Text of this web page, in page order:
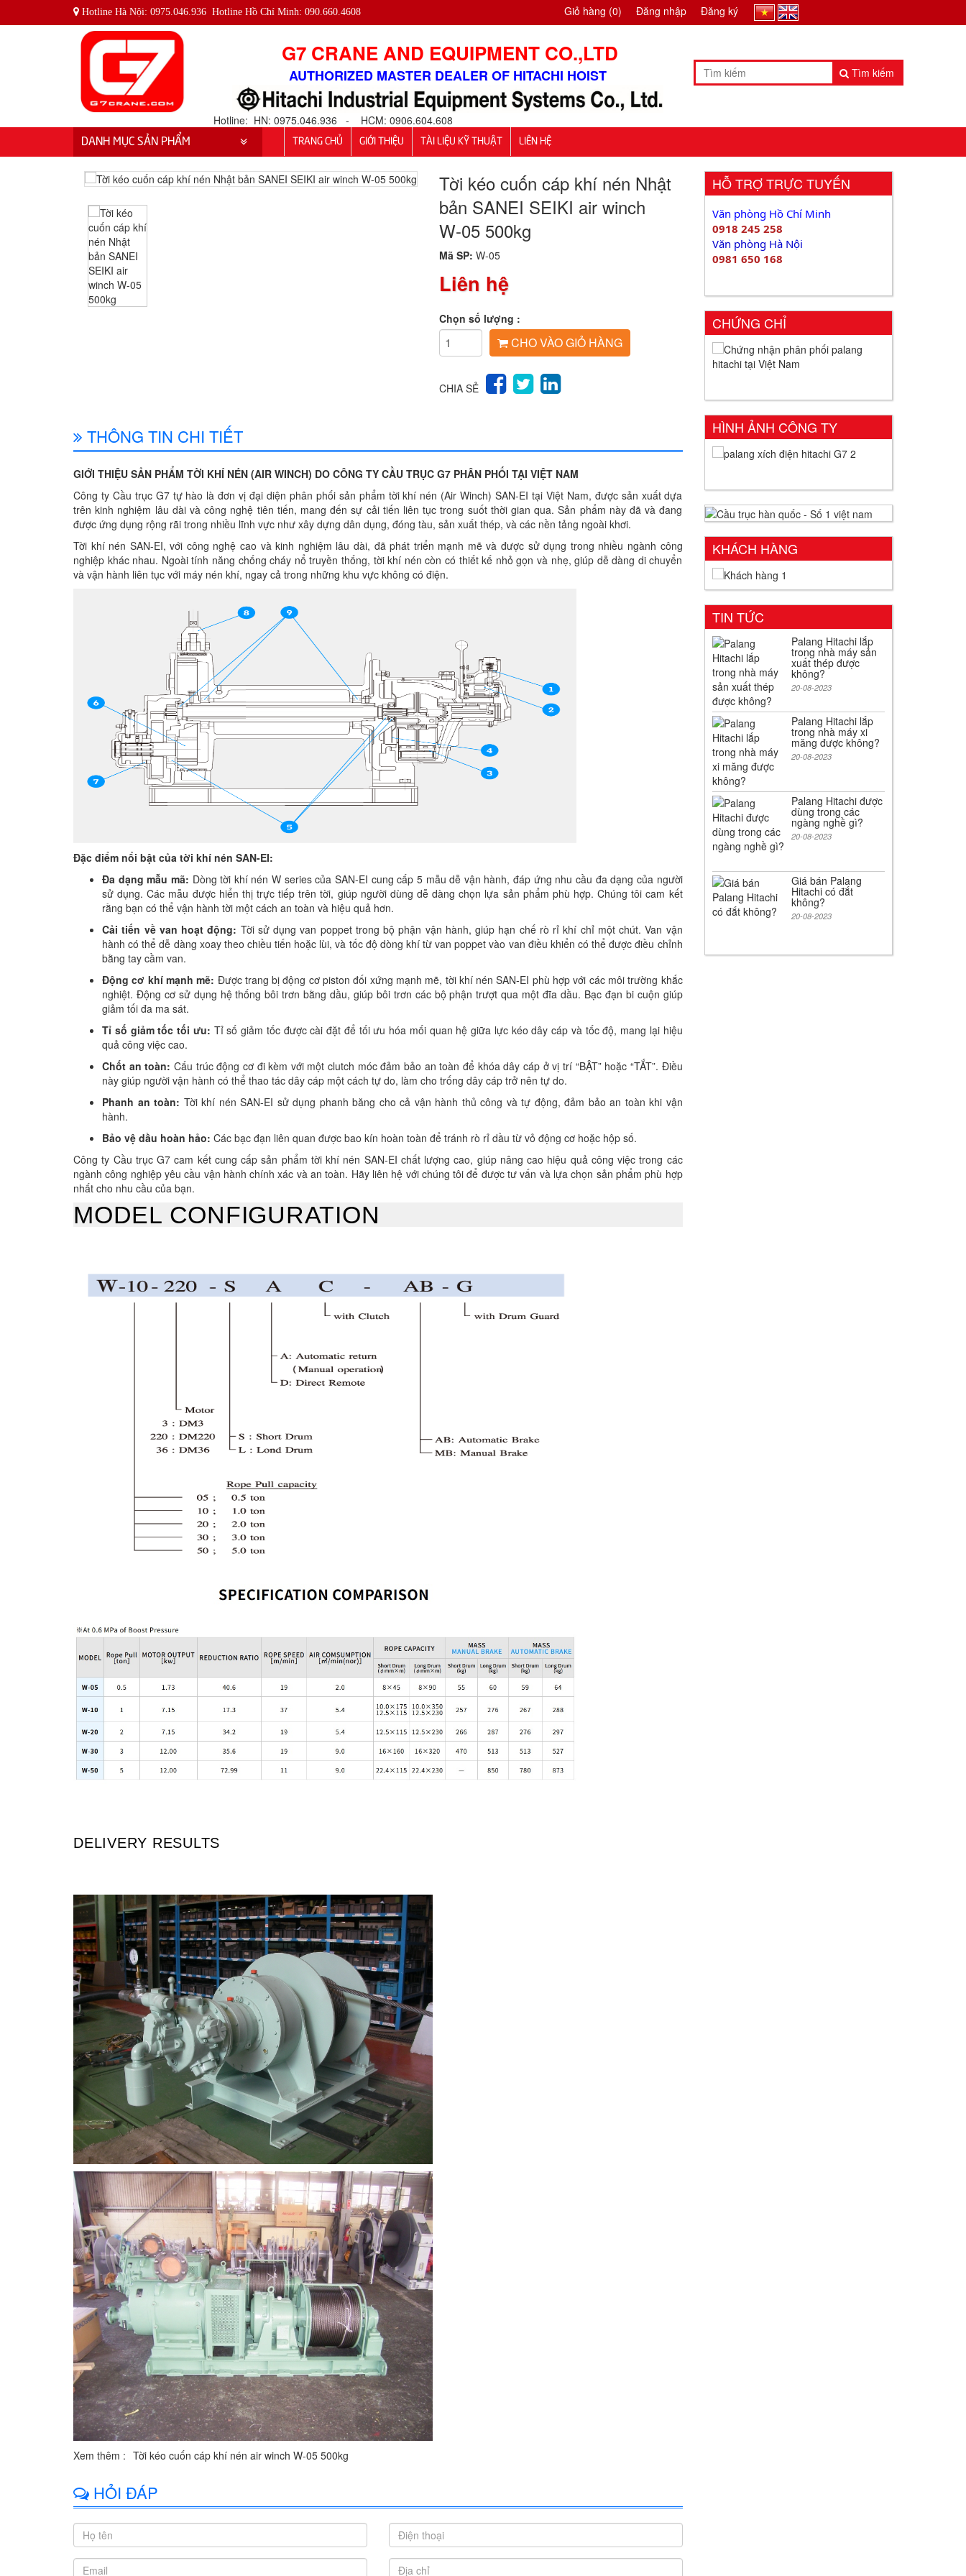
Hotline Hà Nội: 0975.046.936 Hotline Hồ Chí Minh: 090.660.4608 Giỏ hàng (0) Đăng nhập Đăng ký
G7 CRANE AND EQUIPMENT CO.,LTD
AUTHORIZED MASTER DEALER OF HITACHI HOIST
Hotline: HN: 0975.046.936 - HCM: 0906.604.608
Tìm kiếm
DANH MỤC SẢN PHẨM TRANG CHỦ GIỚI THIỆU TÀI LIỆU KỸ THUẬT LIÊN HỆ
Tời kéo cuốn cáp khí nén Nhật
bản SANEI SEIKI air winch
W-05 500kg
Mã SP:W-05
Liên hệ
Chọn số lượng :
CHO VÀO GIỎ HÀNG
CHIA SẺ
THÔNG TIN CHI TIẾT
GIỚI THIỆU SẢN PHẨM TỜI KHÍ NÉN (AIR WINCH) DO CÔNG TY CẦU TRỤC G7 PHÂN PHỐI TẠI VIỆT NAM
Công ty Cầu trục G7 tự hào là đơn vị đại diện phân phối sản phẩm tời khí nén (Air Winch) SAN-EI tại Việt Nam, được sản xuất dựa
trên kinh nghiệm lâu dài và công nghệ tiên tiến, mang đến sự cải tiến liên tục trong suốt thời gian qua. Sản phẩm này đã và đang
được ứng dụng rộng rãi trong nhiều lĩnh vực như xây dựng dân dụng, đóng tàu, sản xuất thép, và các nền tảng ngoài khơi.
Tời khí nén SAN-EI, với công nghệ cao và kinh nghiệm lâu dài, đã phát triển mạnh mẽ và được sử dụng trong nhiều ngành công
nghiệp khác nhau. Ngoài tính năng chống cháy nổ truyền thống, tời khí nén còn có thiết kế nhỏ gọn và nhẹ, giúp dễ dàng di chuyển
và vận hành liên tục với máy nén khí, ngay cả trong những khu vực không có điện.
Đặc điểm nổi bật của tời khí nén SAN-EI:
Đa dạng mẫu mã: Dòng tời khí nén W series của SAN-EI cung cấp 5 mẫu dễ vận hành, đáp ứng nhu cầu đa dạng của người
sử dụng. Các mẫu được hiển thị trực tiếp trên tời, giúp người dùng dễ dàng chọn lựa sản phẩm phù hợp. Chúng tôi cam kết
rằng bạn có thể vận hành tời một cách an toàn và hiệu quả hơn.
Cải tiến về van hoạt động: Tời sử dụng van poppet trong bộ phận vận hành, giúp hạn chế rò rỉ khí chỉ một chút. Van vận
hành có thể dễ dàng xoay theo chiều tiến hoặc lùi, và tốc độ dòng khí từ van poppet vào van điều khiển có thể được điều chỉnh
bằng tay cầm van.
Động cơ khí mạnh mẽ: Được trang bị động cơ piston đối xứng mạnh mẽ, tời khí nén SAN-EI phù hợp với các môi trường khắc
nghiệt. Động cơ sử dụng hệ thống bôi trơn bằng dầu, giúp bôi trơn các bộ phận trượt qua một đĩa dầu. Bạc đạn bi cuộn giúp
giảm tối đa ma sát.
Tỉ số giảm tốc tối ưu: Tỉ số giảm tốc được cài đặt để tối ưu hóa mối quan hệ giữa lực kéo dây cáp và tốc độ, mang lại hiệu
quả công việc cao.
Chốt an toàn: Cấu trúc động cơ đi kèm với một clutch móc đảm bảo an toàn để khóa dây cáp ở vị trí “BẬT” hoặc “TẮT”. Điều
này giúp người vận hành có thể thao tác dây cáp một cách tự do, làm cho trống dây cáp trở nên tự do.
Phanh an toàn: Tời khí nén SAN-EI sử dụng phanh băng cho cả vận hành thủ công và tự động, đảm bảo an toàn khi vận
hành.
Bảo vệ dầu hoàn hảo: Các bạc đạn liên quan được bao kín hoàn toàn để tránh rò rỉ dầu từ vỏ động cơ hoặc hộp số.
Công ty Cầu trục G7 cam kết cung cấp sản phẩm tời khí nén SAN-EI chất lượng cao, giúp nâng cao hiệu quả công việc trong các
ngành công nghiệp yêu cầu vận hành chính xác và an toàn. Hãy liên hệ với chúng tôi để được tư vấn và lựa chọn sản phẩm phù hợp
nhất cho nhu cầu của bạn.
MODEL CONFIGURATION
DELIVERY RESULTS
Xem thêm : Tời kéo cuốn cáp khí nén air winch W-05 500kg
HỎI ĐÁP
HỖ TRỢ TRỰC TUYẾN
Văn phòng Hồ Chí Minh
0918 245 258
Văn phòng Hà Nội
0981 650 168
CHỨNG CHỈ
HÌNH ẢNH CÔNG TY
KHÁCH HÀNG
TIN TỨC
Palang Hitachi lắp
trong nhà máy sản
xuất thép được
không?
20-08-2023
Palang Hitachi lắp
trong nhà máy xi
măng được không?
20-08-2023
Palang Hitachi được
dùng trong các
ngàng nghề gì?
20-08-2023
Giá bán Palang
Hitachi có đắt
không?
20-08-2023